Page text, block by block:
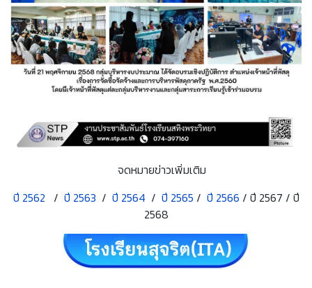
จดหมายข่าวเพิ่มเติม
ปี 2562 / ปี 2563 / ปี 2564 / ปี 2565 / ปี 2566 / ปี 2567 / ปี
2568